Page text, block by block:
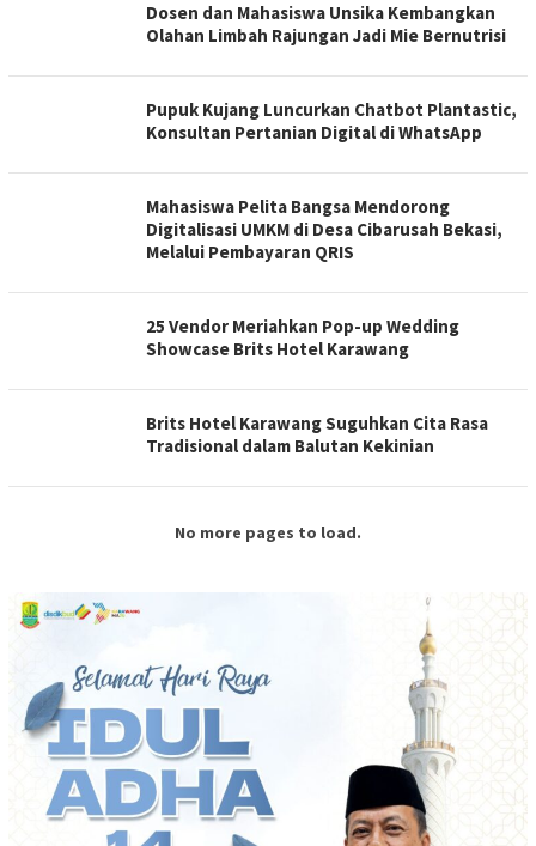
Dosen dan Mahasiswa Unsika Kembangkan
Olahan Limbah Rajungan Jadi Mie Bernutrisi
Pupuk Kujang Luncurkan Chatbot Plantastic,
Konsultan Pertanian Digital di WhatsApp
Mahasiswa Pelita Bangsa Mendorong
Digitalisasi UMKM di Desa Cibarusah Bekasi,
Melalui Pembayaran QRIS
25 Vendor Meriahkan Pop-up Wedding
Showcase Brits Hotel Karawang
Brits Hotel Karawang Suguhkan Cita Rasa
Tradisional dalam Balutan Kekinian
No more pages to load.